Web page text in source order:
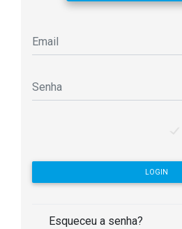
LOGIN
Esqueceu a senha?